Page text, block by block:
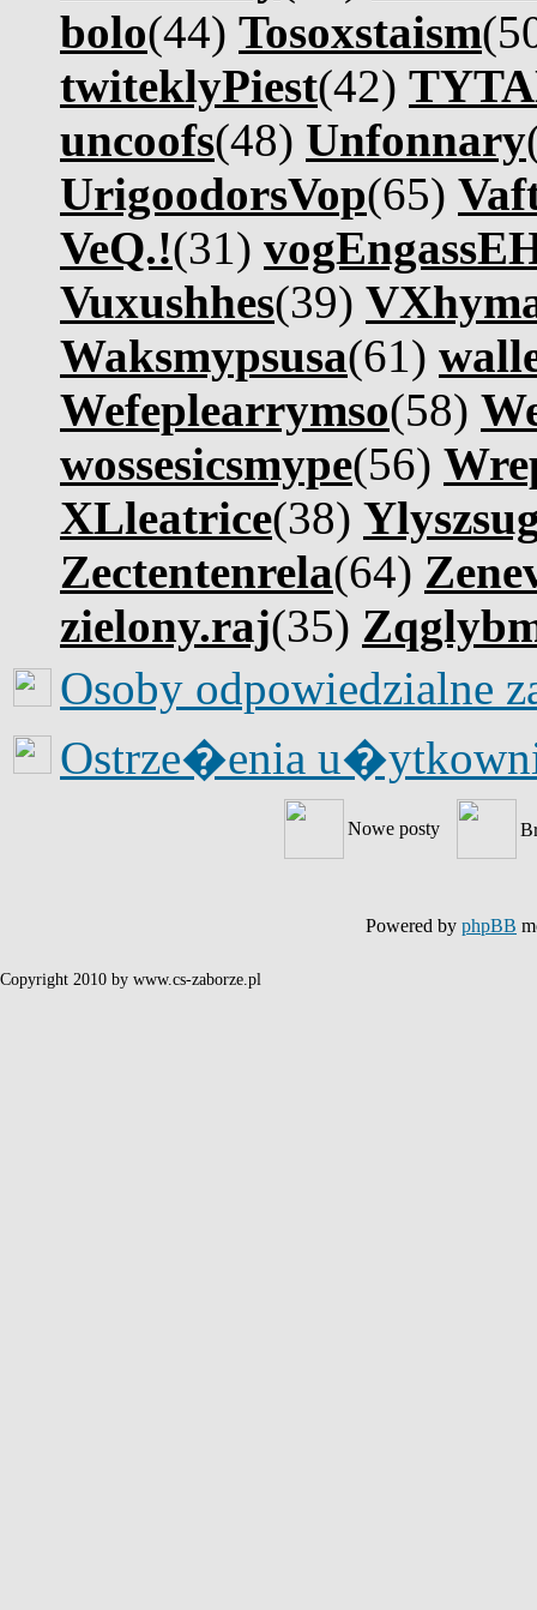
bolo(44) Tosoxstaism
twiteklyPiest(42)
uncoofs(48) Unfonnary
UrigoodorsVop(65)
VeQ.!(31)
Vuxushhes(39)
Waksmypsusa(61)
Wefeplearrymso(58)
wossesicsmype(56)
XLleatrice(38)
Zectentenrela(64)
zielony.raj(35)
Osoby odpowiedzialne
Ostrze�enia
Nowe posty
Powered by phpBB
Copyright 2010 by www.cs-zaborze.pl